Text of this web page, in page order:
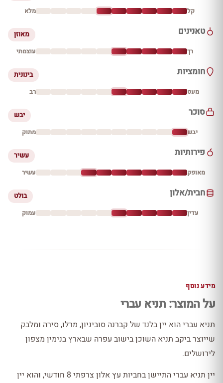
קל מלא
טאנינים מאוזן
רך עוצמתי
חומציות בינונית
מעט רב
סוכר יבש
יבש מתוק
פירותיות עשיר
מאופק עשיר
חבית/אלון בולט
עדין עמוק
מידע נוסף
על המוצר: תניא עברי
תניא עברי הוא יין בלנד של קברנה סוביניון, מרלו, סירה ומלבק
שייוצר ביקב תניא השוכן בישוב עפרה שבארץ בנימין מצפון
לירושלים.
יין תניא עברי התיישן בחביות עץ אלון צרפתי 8 חודשי, והוא יין